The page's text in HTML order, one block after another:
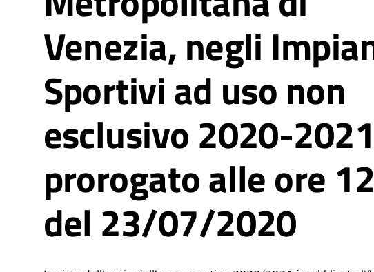
Venezia, negli
Sportivi ad uso non
esclusivo 2020-
prorogato alle ore
del 23/07/2020